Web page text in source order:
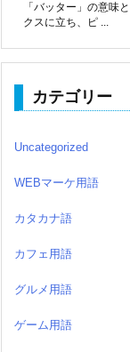
「バッター」の意味
クスに立ち、ピ ...
カテゴリー
Uncategorized
WEBマーケ用語
カタカナ語
カフェ用語
グルメ用語
ゲーム用語